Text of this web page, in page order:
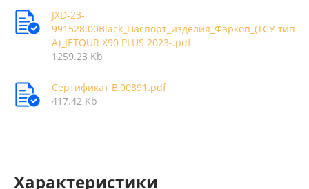
JXD-23-
991528.00Black_Паспорт_изделия_Фаркоп_(ТСУ тип
А)_JETOUR X90 PLUS 2023-.pdf
1259.23 Kb
Сертификат В.00891.pdf
417.42 Kb
Характеристики